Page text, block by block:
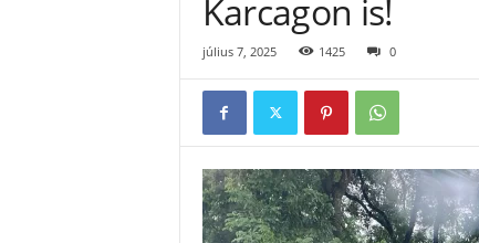
Karcagon is!
július 7, 2025 1425 0